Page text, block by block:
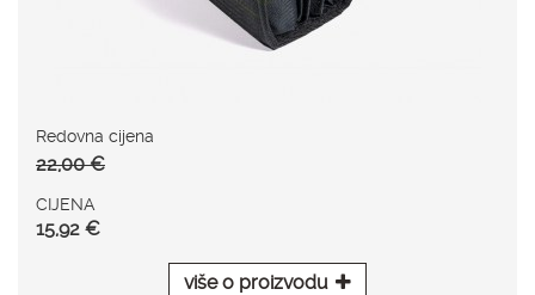
Redovna cijena
22,00 €
CIJENA
15,92 €
više o proizvodu